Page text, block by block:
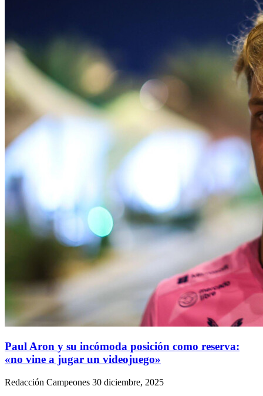
Paul Aron y su incómoda posición como reserva:
«no vine a jugar un videojuego»
Redacción Campeones 30 diciembre, 2025